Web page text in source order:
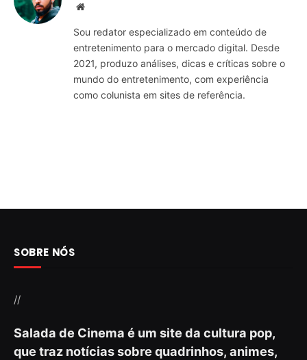
Website
Sou redator especializado em conteúdo de
entretenimento para o mercado digital. Desde
2021, produzo análises, dicas e críticas sobre o
mundo do entretenimento, com experiência
como colunista em sites de referência.
SOBRE NÓS
//
Salada de Cinema é um site da cultura pop,
que traz notícias sobre quadrinhos, animes,